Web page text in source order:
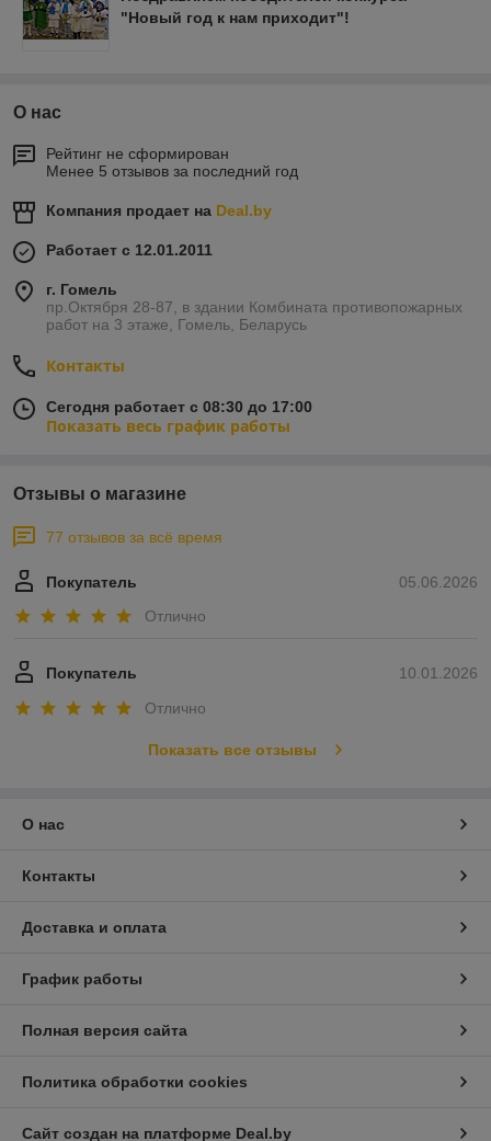
"Новый год к нам приходит"!
О нас
Рейтинг не сформирован
Менее 5 отзывов за последний год
Компания продает на Deal.by
Работает с 12.01.2011
г. Гомель
пр.Октября 28-87, в здании Комбината противопожарных
работ на 3 этаже, Гомель, Беларусь
Контакты
Сегодня работает с 08:30 до 17:00
Показать весь график работы
Отзывы о магазине
77 отзывов за всё время
05.06.2026
Покупатель
Отлично
10.01.2026
Покупатель
Отлично
Показать все отзывы
О нас
Контакты
Доставка и оплата
График работы
Полная версия сайта
Политика обработки cookies
Сайт создан на платформе Deal.by